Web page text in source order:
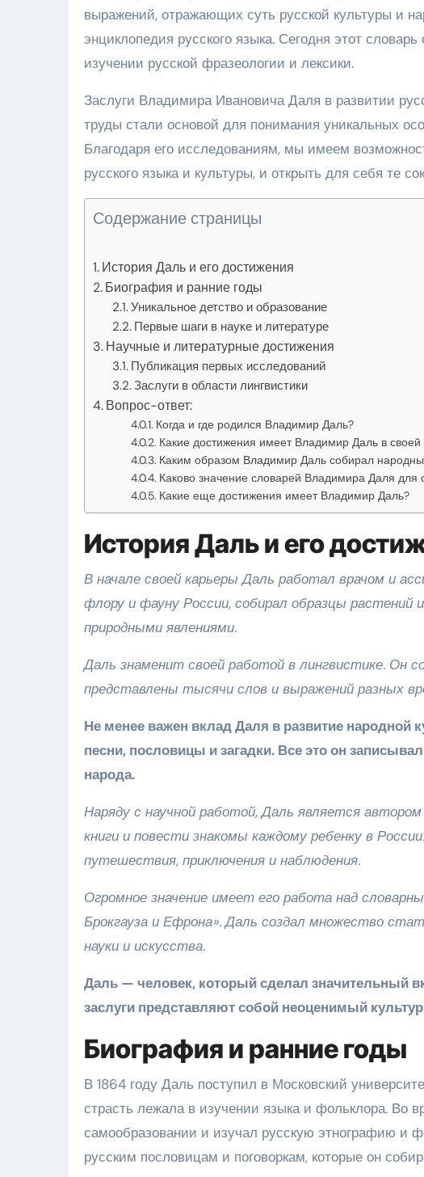
выражений, отражающих суть русской культуры и
энциклопедия русского языка. Сегодня этот
изучении русской фразеологии и лексики.
Заслуги Владимира Ивановича Даля в развитии
труды стали основой для понимания уникальных
Благодаря его исследованиям, мы имеем
русского языка и культуры, и открыть для себя те
Содержание страницы
История Даль и его достижения
Биография и ранние годы
Уникальное детство и образование
Первые шаги в науке и литературе
Научные и литературные достижения
Публикация первых исследований
Заслуги в области лингвистики
Вопрос-ответ:
Когда и где родился Владимир Даль?
Какие достижения имеет Владимир Даль в
Каким образом Владимир Даль собирал
Каково значение словарей Владимира Даля для
Какие еще достижения имеет Владимир Даль?
История Даль и его
В начале своей карьеры Даль работал врачом и
флору и фауну России, собирал образцы
природными явлениями.
Даль знаменит своей работой в лингвистике. Он
представлены тысячи слов и выражений разных
Не менее важен вклад Даля в развитие народной
песни, пословицы и загадки. Все это он
народа.
Наряду с научной работой, Даль является
книги и повести знакомы каждому ребенку в
путешествия, приключения и наблюдения.
Огромное значение имеет его работа над
Брокгауза и Ефрона». Даль создал множество
науки и искусства.
Даль — человек, который сделал значительный
заслуги представляют собой неоценимый
Биография и ранние годы
В 1864 году Даль поступил в Московский
страсть лежала в изучении языка и фольклора. Во
самообразовании и изучал русскую этнографию и
русским пословицам и поговоркам, которые он